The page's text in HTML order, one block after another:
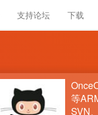
支持论坛 下载
等
SVN